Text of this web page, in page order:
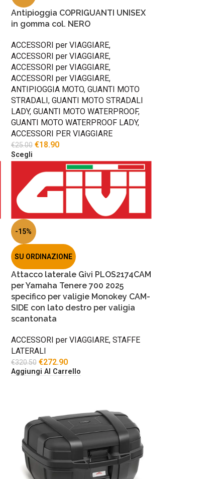
Antipioggia COPRIGUANTI UNISEX
in gomma col. NERO
ACCESSORI per VIAGGIARE,
ACCESSORI per VIAGGIARE,
ACCESSORI per VIAGGIARE,
ACCESSORI per VIAGGIARE,
ANTIPIOGGIA MOTO, GUANTI MOTO
STRADALI , GUANTI MOTO STRADALI
LADY, GUANTI MOTO WATERPROOF,
GUANTI MOTO WATERPROOF LADY,
ACCESSORI PER VIAGGIARE
€25.00 €18.90
Scegli
-15%
SU ORDINAZIONE
Attacco laterale Givi PLOS2174CAM
per Yamaha Tenere 700 2025
specifico per valigie Monokey CAM-
SIDE con lato destro per valigia
scantonata
ACCESSORI per VIAGGIARE, STAFFE
LATERALI
€320.50 €272.90
Aggiungi Al Carrello